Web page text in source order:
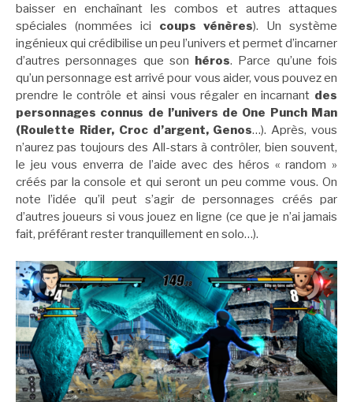
baisser en enchaînant les combos et autres attaques
spéciales (nommées ici coups vénères). Un système
ingénieux qui crédibilise un peu l’univers et permet d’incarner
d’autres personnages que son héros. Parce qu’une fois
qu’un personnage est arrivé pour vous aider, vous pouvez en
prendre le contrôle et ainsi vous régaler en incarnant des
personnages connus de l’univers de One Punch Man
(Roulette Rider, Croc d’argent, Genos…). Après, vous
n’aurez pas toujours des All-stars à contrôler, bien souvent,
le jeu vous enverra de l’aide avec des héros « random »
créés par la console et qui seront un peu comme vous. On
note l’idée qu’il peut s’agir de personnages créés par
d’autres joueurs si vous jouez en ligne (ce que je n’ai jamais
fait, préférant rester tranquillement en solo…).